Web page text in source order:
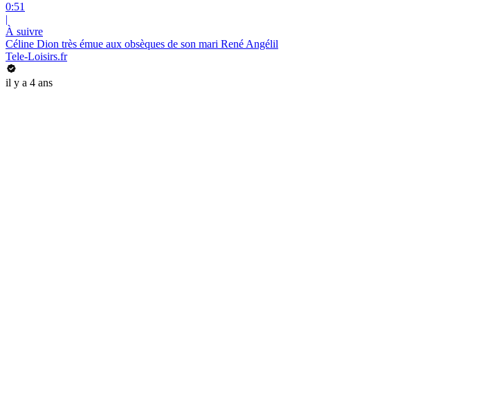
0:51
|
À suivre
Céline Dion très émue aux obsèques de son mari René Angélil
Tele-Loisirs.fr
il y a 4 ans